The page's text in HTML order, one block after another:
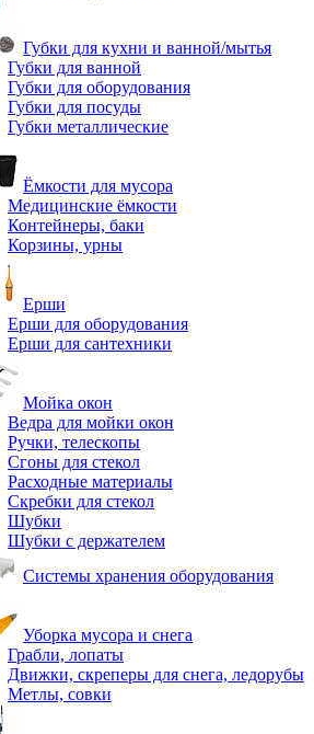
Губки для кухни и ванной/мытья
Губки для ванной
Губки для оборудования
Губки для посуды
Губки металлические
Ёмкости для мусора
Медицинские ёмкости
Контейнеры, баки
Корзины, урны
Ерши
Ерши для оборудования
Ерши для сантехники
Мойка окон
Ведра для мойки окон
Ручки, телескопы
Сгоны для стекол
Расходные материалы
Скребки для стекол
Шубки
Шубки с держателем
Системы хранения оборудования
Уборка мусора и снега
Грабли, лопаты
Движки, скреперы для снега, ледорубы
Метлы, совки